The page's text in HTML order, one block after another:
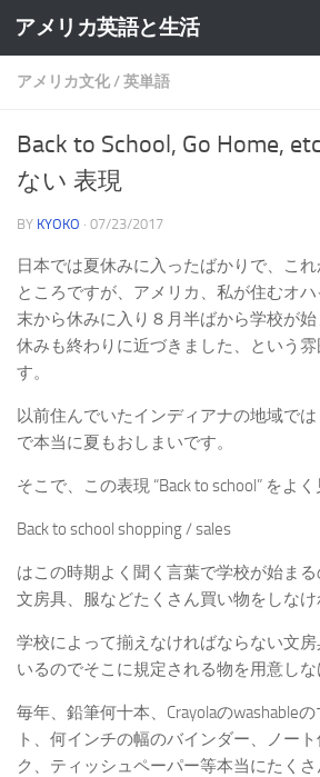
アメリカ英語と生活
アメリカ文化/英単語
Back to School, Go Home,
ない 表現
BY KYOKO · 07/23/2017
日本では夏休みに入ったばかりで、こ
ところですが、アメリカ、私が住むオ
末から休みに入り８月半ばから学校が
休みも終わりに近づきました、という
す。
以前住んでいたインディアナの地域で
で本当に夏もおしまいです。
そこで、この表現 “Back to school” をよく
Back to school shopping / sales
はこの時期よく聞く言葉で学校が始ま
文房具、服などたくさん買い物をしなけ
学校によって揃えなければならない文
いるのでそこに規定される物を用意しな
毎年、鉛筆何十本、Crayolaのwashable
ト、何インチの幅のバインダー、ノー
ク、ティッシュペーパー等本当にたく